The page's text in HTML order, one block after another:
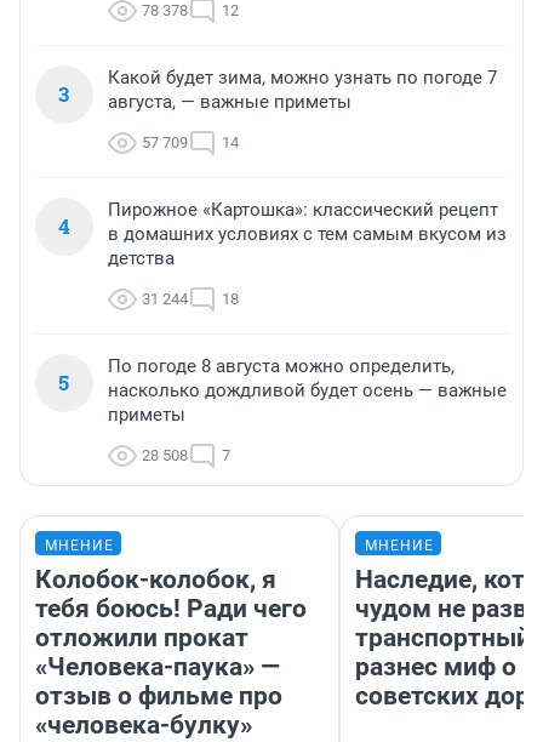
78 378 12
3
Какой будет зима, можно узнать по погоде 7
августа, — важные приметы
57 709 14
4
Пирожное «Картошка»: классический рецепт
в домашних условиях с тем самым вкусом из
детства
31 244 18
5
По погоде 8 августа можно определить,
насколько дождливой будет осень — важные
приметы
28 508 7
МНЕНИЕ
Колобок-колобок, я
тебя боюсь! Ради чего
отложили прокат
«Человека-паука» —
отзыв о фильме про
«человека-булку»
МНЕНИЕ
Наследие,
чудом не
транспортный
разнес миф о
советских